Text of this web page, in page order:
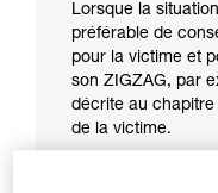
Lorsque la
préférable de
pour la victime et
son ZIGZAG, par
décrite au chapitre
de la victime.